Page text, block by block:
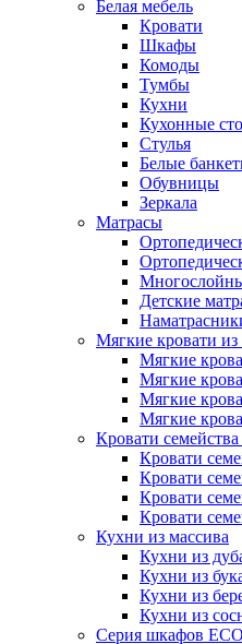
Белая мебель
Кровати
Шкафы
Комоды
Тумбы
Кухни
Кухонные
Стулья
Белые
Обувницы
Зеркала
Матрасы
Детские
Мягкие кровати из
Мягкие
Мягкие
Мягкие
Мягкие
Кровати
Кровати
Кровати
Кровати
Кровати
Кухни из массива
Кухни из
Кухни из
Кухни из
Кухни из
Серия шкафов